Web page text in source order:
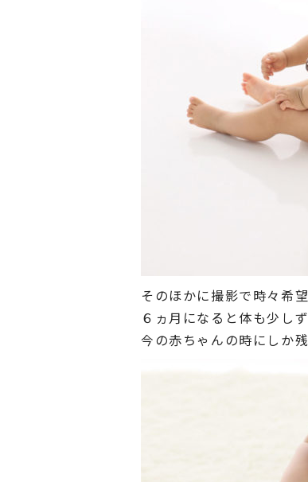
そのほかに撮影で時々希
６ヵ月になると体も少し
今の赤ちゃんの時にしか